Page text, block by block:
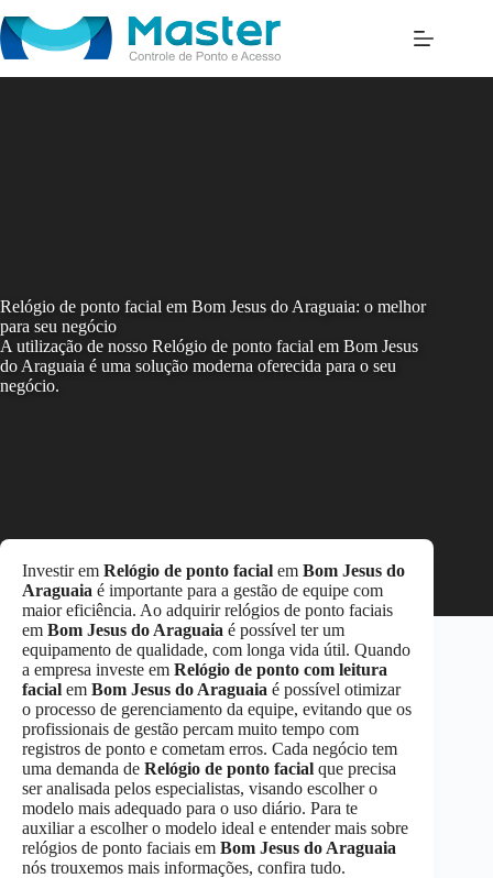
to
content
Relógio de ponto facial em Bom Jesus do Araguaia: o melhor
para seu negócio
A utilização de nosso Relógio de ponto facial em Bom Jesus
do Araguaia é uma solução moderna oferecida para o seu
negócio.
Investir em Relógio de ponto facial em Bom Jesus do
Araguaia é importante para a gestão de equipe com
maior eficiência. Ao adquirir relógios de ponto faciais
em Bom Jesus do Araguaia é possível ter um
equipamento de qualidade, com longa vida útil. Quando
a empresa investe em Relógio de ponto com leitura
facial em Bom Jesus do Araguaia é possível otimizar
o processo de gerenciamento da equipe, evitando que os
profissionais de gestão percam muito tempo com
registros de ponto e cometam erros. Cada negócio tem
uma demanda de Relógio de ponto facial que precisa
ser analisada pelos especialistas, visando escolher o
modelo mais adequado para o uso diário. Para te
auxiliar a escolher o modelo ideal e entender mais sobre
relógios de ponto faciais em Bom Jesus do Araguaia
nós trouxemos mais informações, confira tudo.